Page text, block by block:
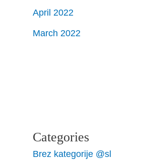
April 2022
March 2022
Categories
Brez kategorije @sl